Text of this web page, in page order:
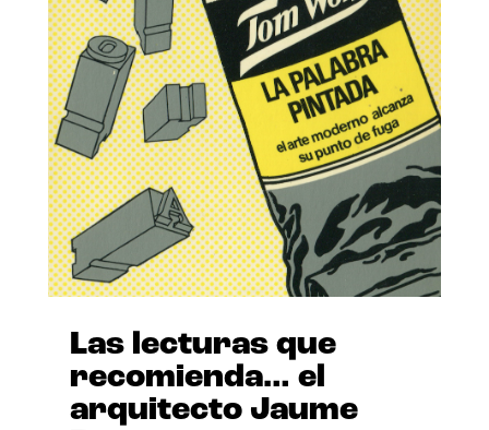
Las lecturas que
recomienda… el
arquitecto Jaume